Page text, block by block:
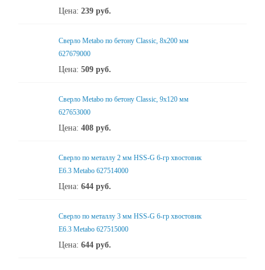
Цена: 239 руб.
Сверло Metabo по бетону Classic, 8х200 мм
627679000
Цена: 509 руб.
Сверло Metabo по бетону Classic, 9х120 мм
627653000
Цена: 408 руб.
Сверло по металлу 2 мм HSS-G 6-гр хвостовик
Е6.3 Metabo 627514000
Цена: 644 руб.
Сверло по металлу 3 мм HSS-G 6-гр хвостовик
Е6.3 Metabo 627515000
Цена: 644 руб.